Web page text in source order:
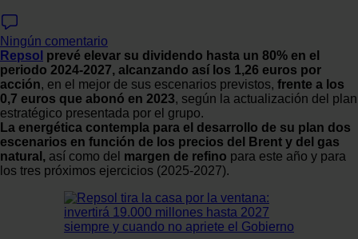
Ningún comentario
Repsol prevé elevar su dividendo hasta un 80% en el
periodo 2024-2027, alcanzando así los 1,26 euros por
acción, en el mejor de sus escenarios previstos, frente a los
0,7 euros que abonó en 2023, según la actualización del plan
estratégico presentada por el grupo.
La energética contempla para el desarrollo de su plan dos
escenarios en función de los precios del Brent y del gas
natural, así como del margen de refino para este año y para
los tres próximos ejercicios (2025-2027).